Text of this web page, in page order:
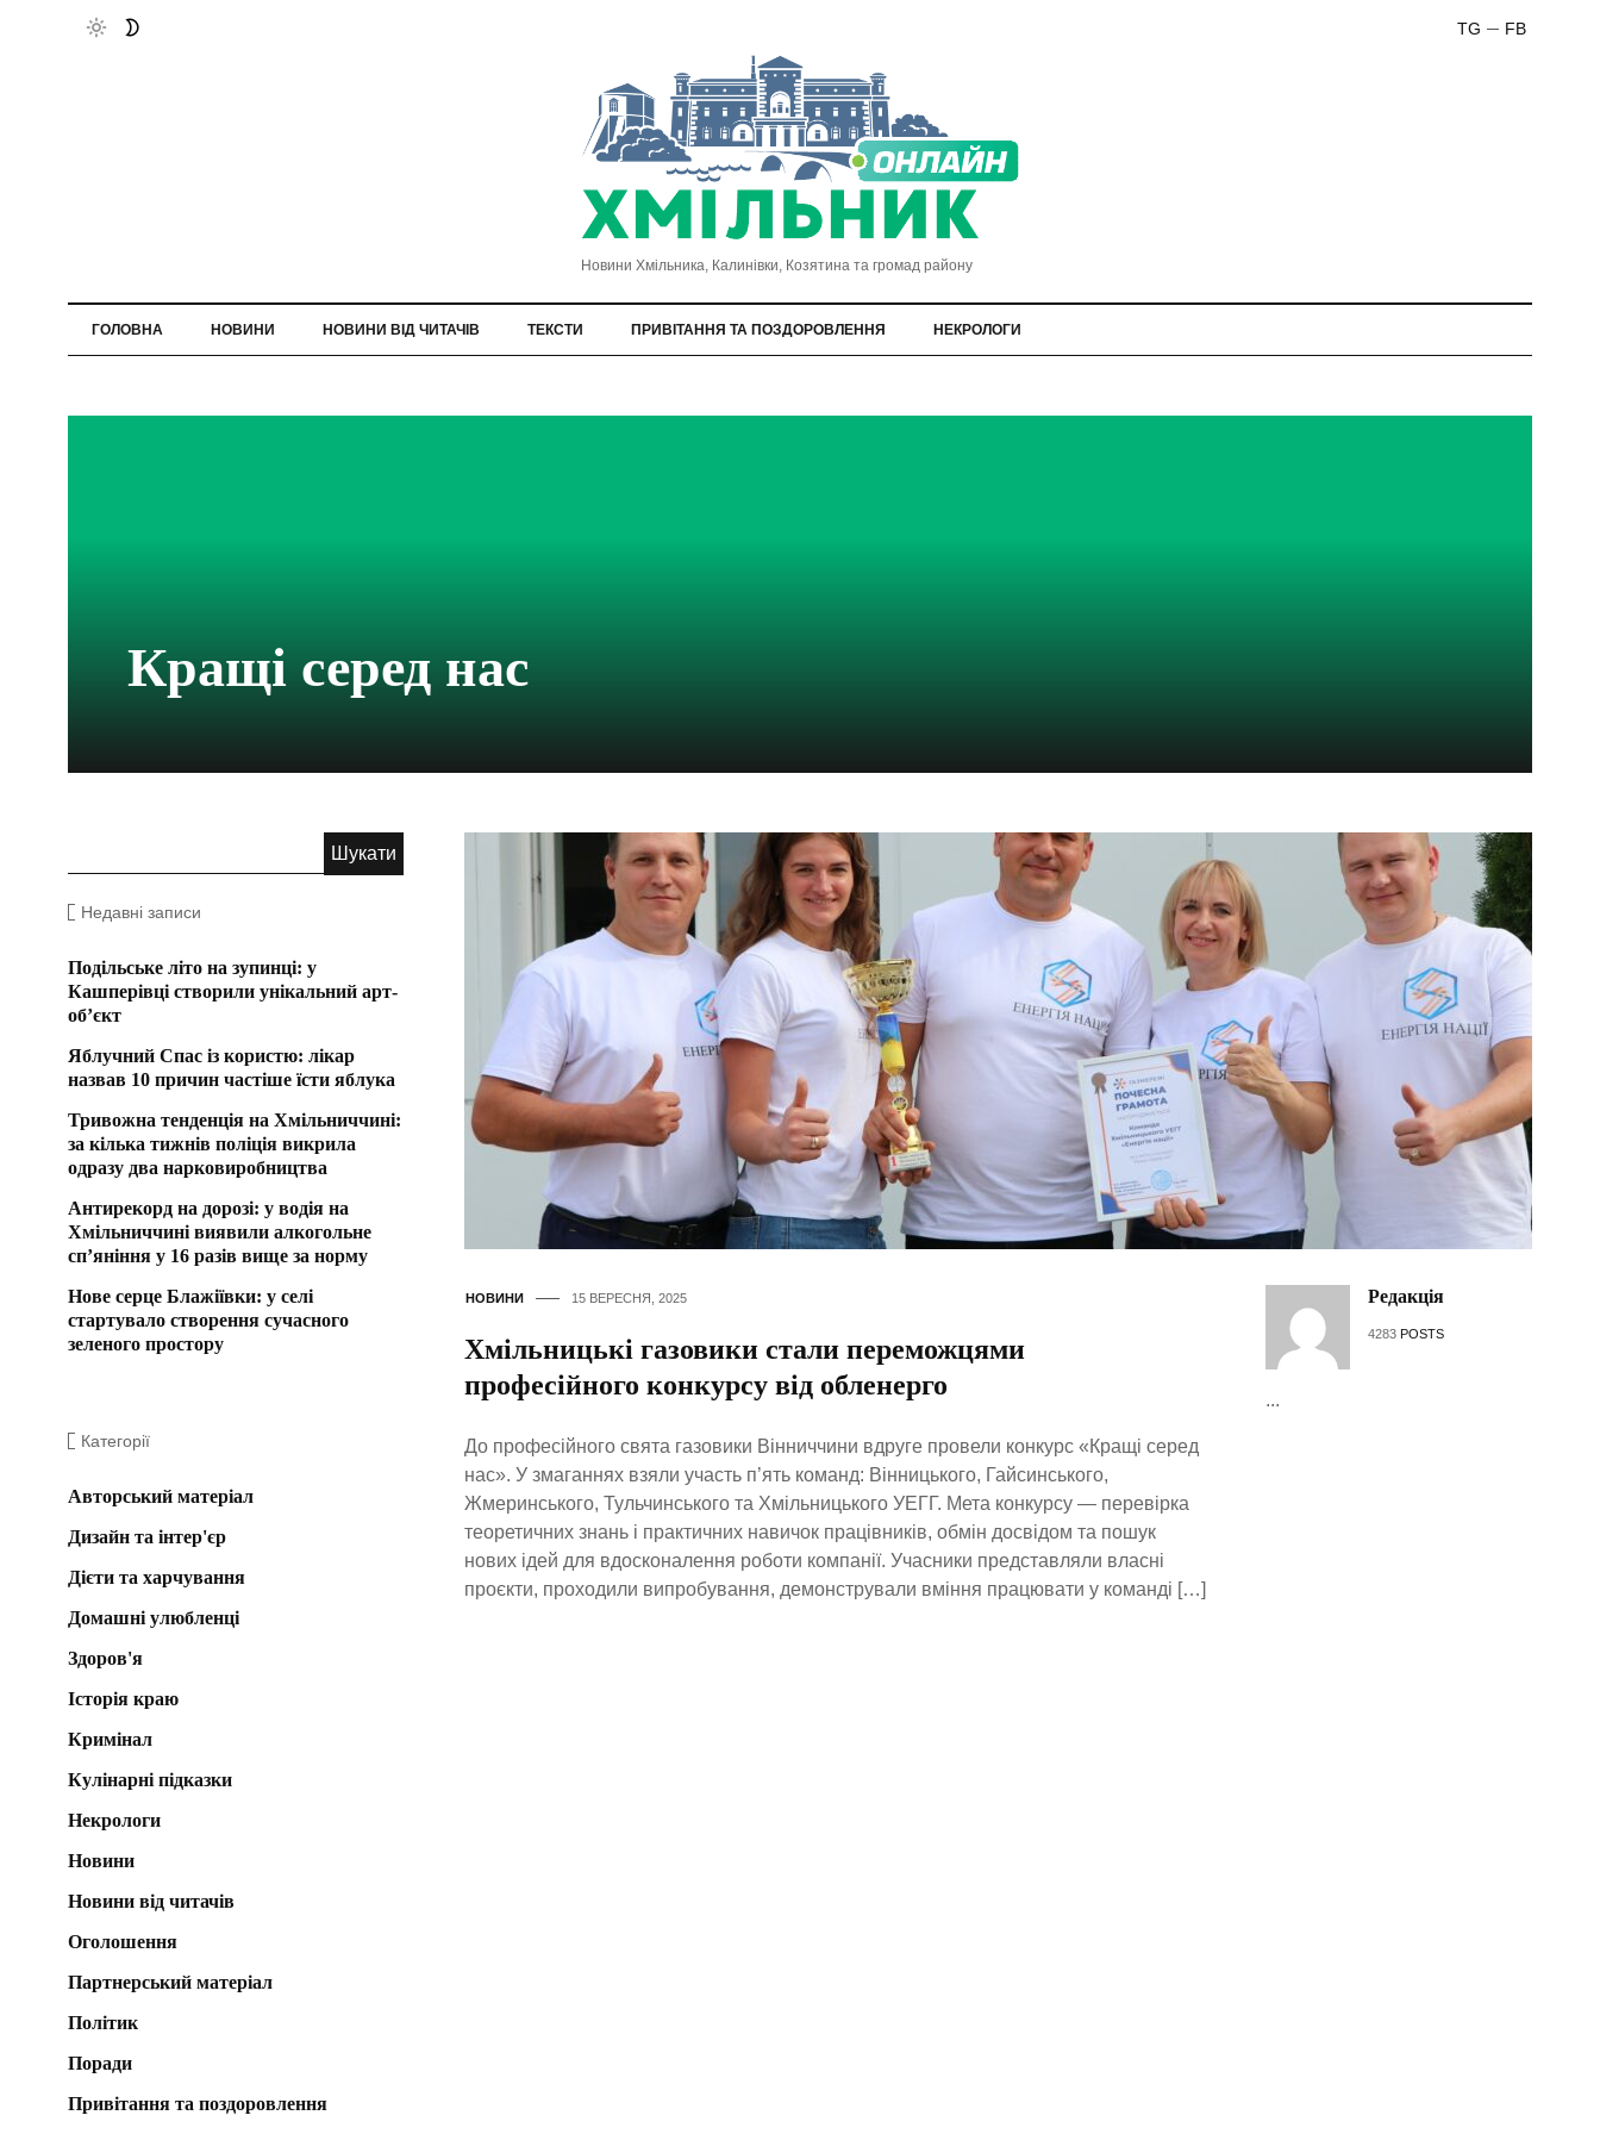
FB
TG
Новини Хмільника, Калинівки, Козятина та громад району
ГОЛОВНА НОВИНИ НОВИНИ ВІД ЧИТАЧІВ ТЕКСТИ ПРИВІТАННЯ ТА ПОЗДОРОВЛЕННЯ НЕКРОЛОГИ
Кращі серед нас
НОВИНИ 15 ВЕРЕСНЯ, 2025
Хмільницькі газовики стали переможцями
професійного конкурсу від обленерго
До професійного свята газовики Вінниччини вдруге провели конкурс «Кращі серед
нас». У змаганнях взяли участь п’ять команд: Вінницького, Гайсинського,
Жмеринського, Тульчинського та Хмільницького УЕГГ. Мета конкурсу — перевірка
теоретичних знань і практичних навичок працівників, обмін досвідом та пошук
нових ідей для вдосконалення роботи компанії. Учасники представляли власні
проєкти, проходили випробування, демонстрували вміння працювати у команді […]
Редакція
4283 POSTS
...
Недавні записи
Подільське літо на зупинці: у
Кашперівці створили унікальний арт-
об’єкт
Яблучний Спас із користю: лікар
назвав 10 причин частіше їсти яблука
Тривожна тенденція на Хмільниччині:
за кілька тижнів поліція викрила
одразу два нарковиробництва
Антирекорд на дорозі: у водія на
Хмільниччині виявили алкогольне
сп’яніння у 16 разів вище за норму
Нове серце Блажіївки: у селі
стартувало створення сучасного
зеленого простору
Категорії
Авторський матеріал
Дизайн та інтер'єр
Дієти та харчування
Домашні улюбленці
Здоров'я
Історія краю
Кримінал
Кулінарні підказки
Некрологи
Новини
Новини від читачів
Оголошення
Партнерський матеріал
Політик
Поради
Привітання та поздоровлення